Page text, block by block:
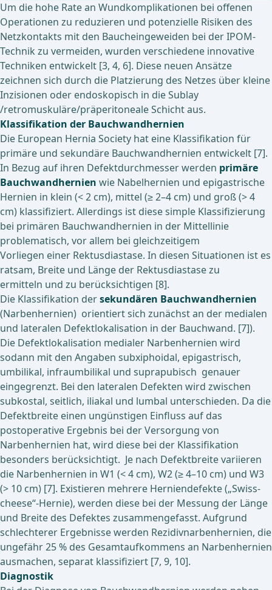
Um die hohe Rate an Wundkomplikationen bei offenen
Operationen zu reduzieren und potenzielle Risiken des
Netzkontakts mit den Baucheingeweiden bei der IPOM-
Technik zu vermeiden, wurden verschiedene innovative
Techniken entwickelt [3, 4, 6]. Diese neuen Ansätze
zeichnen sich durch die Platzierung des Netzes über kleine
Inzisionen oder endoskopisch in die Sublay
/retromuskuläre/präperitoneale Schicht aus.
Klassifikation der Bauchwandhernien
Die European Hernia Society hat eine Klassifikation für
primäre und sekundäre Bauchwandhernien entwickelt [7].
In Bezug auf ihren Defektdurchmesser werden primäre
Bauchwandhernien wie Nabelhernien und epigastrische
Hernien in klein (< 2 cm), mittel (≥ 2–4 cm) und groß (> 4
cm) klassifiziert. Allerdings ist diese simple Klassifizierung
bei primären Bauchwandhernien in der Mittellinie
problematisch, vor allem bei gleichzeitigem
Vorliegen einer Rektusdiastase. In diesen Situationen ist es
ratsam, Breite und Länge der Rektusdiastase zu
ermitteln und zu berücksichtigen [8].
Die Klassifikation dersekundären Bauchwandhernien
(Narbenhernien) orientiert sich zunächst an der medialen
und lateralen Defektlokalisation in der Bauchwand. [7]).
Die Defektlokalisation medialer Narbenhernien wird
sodann mit den Angaben subxiphoidal, epigastrisch,
umbilikal, infraumbilikal und suprapubisch genauer
eingegrenzt. Bei den lateralen Defekten wird zwischen
subkostal, seitlich, iliakal und lumbal unterschieden. Da die
Defektbreite einen ungünstigen Einfluss auf das
postoperative Ergebnis bei der Versorgung von
Narbenhernien hat, wird diese bei der Klassifikation
besonders berücksichtigt. Je nach Defektbreite variieren
die Narbenhernien in W1 (< 4 cm), W2 (≥ 4–10 cm) und W3
(> 10 cm) [7]. Existieren mehrere Herniendefekte („Swiss-
cheese“-Hernie), werden diese bei der Messung der Länge
und Breite des Defektes zusammengefasst. Aufgrund
schlechterer Ergebnisse werden Rezidivnarbenhernien, die
ungefähr 25 % des Gesamtaufkommens an Narbenhernien
ausmachen, separat klassifiziert [7, 9, 10].
Diagnostik